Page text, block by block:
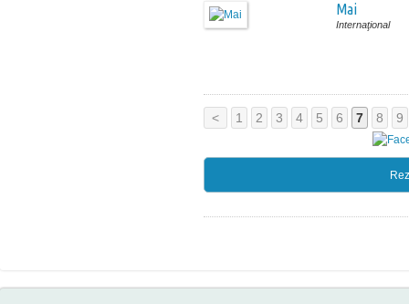
Mai
Internaţional
< 1 2 3 4 5 6 7 8 9